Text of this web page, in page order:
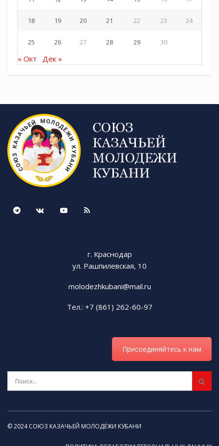
18 19 20 21 22 23 24
25 26 27 28 29 30
« Окт Дек »
г. Краснодар
ул. Рашпилевская, 10
molodezhkubani@mail.ru
Тел.: +7 (861) 262-60-97
Присоединяйтесь к нам
© 2024 СОЮЗ КАЗАЧЬЕЙ МОЛОДЁЖИ КУБАНИ